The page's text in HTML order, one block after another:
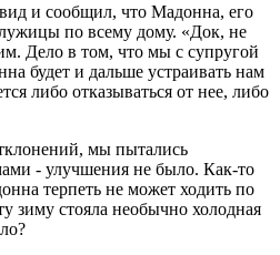
и сообщил, что Мадонна, его
по всему дому. «Док, не
Дело в том, что мы с супругой
будет и дальше устраивать нам
либо отказываться от нее, либо
мы пытались
- улучшения не было. Как-то
терпеть не может ходить по
зиму стояла необычно холодная